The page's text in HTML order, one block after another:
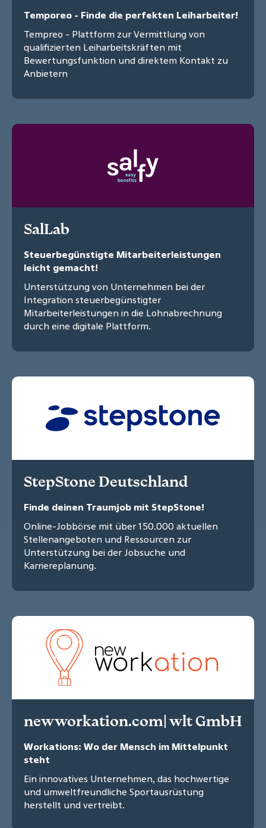
Temporeo - Finde die perfekten Leiharbeiter!
Tempreo - Plattform zur Vermittlung von
qualifizierten Leiharbeitskräften mit
Bewertungsfunktion und direktem Kontakt zu
Anbietern
SalLab
Steuerbegünstigte Mitarbeiterleistungen
leicht gemacht!
Unterstützung von Unternehmen bei der
Integration steuerbegünstigter
Mitarbeiterleistungen in die Lohnabrechnung
durch eine digitale Plattform.
StepStone Deutschland
Finde deinen Traumjob mit StepStone!
Online-Jobbörse mit über 150.000 aktuellen
Stellenangeboten und Ressourcen zur
Unterstützung bei der Jobsuche und
Karriereplanung.
newworkation.com| wlt GmbH
Workations: Wo der Mensch im Mittelpunkt
steht
Ein innovatives Unternehmen, das hochwertige
und umweltfreundliche Sportausrüstung
herstellt und vertreibt.